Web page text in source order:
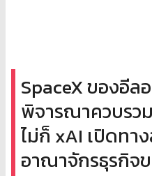
SpaceX ของอีล
พิจารณาควบรว
ไม่ก็ xAI เปิดทา
อาณาจักรธุรกิจ